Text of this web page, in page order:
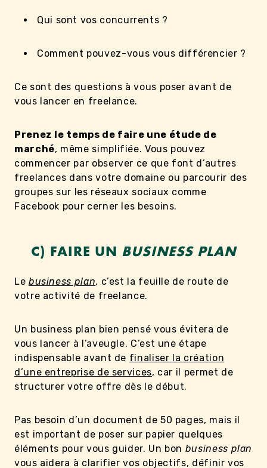
Qui sont vos concurrents ?
Comment pouvez-vous vous différencier ?
Ce sont des questions à vous poser avant de
vous lancer en freelance.
Prenez le temps de faire une étude de
marché, même simplifiée. Vous pouvez
commencer par observer ce que font d’autres
freelances dans votre domaine ou parcourir des
groupes sur les réseaux sociaux comme
Facebook pour cerner les besoins.
C) FAIRE UN BUSINESS PLAN
Le business plan, c’est la feuille de route de
votre activité de freelance.
Un business plan bien pensé vous évitera de
vous lancer à l’aveugle. C’est une étape
indispensable avant de finaliser la création
d’une entreprise de services, car il permet de
structurer votre offre dès le début.
Pas besoin d’un document de 50 pages, mais il
est important de poser sur papier quelques
éléments pour vous guider. Un bon business plan
vous aidera à clarifier vos objectifs, définir vos